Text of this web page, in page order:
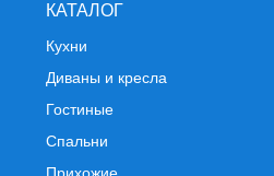
КАТАЛОГ
Кухни
Диваны и кресла
Гостиные
Спальни